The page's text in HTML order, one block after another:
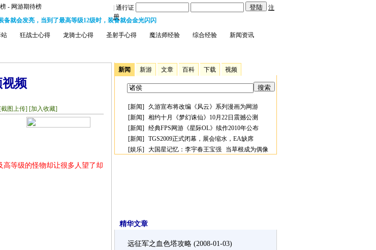
- 网游期待榜 通行证
注
册
备就会发亮，当到了最高等级12级时，装备就会金光闪闪
狂战士心得 龙骑士心得 圣射手心得 魔法师经验 综合经验 新闻资讯
视频
[截图上传] [加入收藏]
等级的怪物却让很多人望了却
新闻 新游 文章 百科 下载 视频
[新闻] 久游宣布将改编《风云》系列漫画为网游
[新闻] 相约十月《梦幻诛仙》10月22日震撼公测
[新闻] 经典FPS网游《星际OL》续作2010年公布
[新闻] TGS2009正式闭幕，展会缩水，EA缺席
[娱乐] 大国星记忆：李宇春王宝强 当草根成为偶像
精华文章
远征军之血色塔攻略 (2008-01-03)